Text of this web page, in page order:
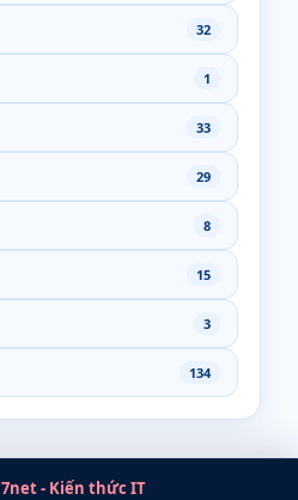
32
1
33
29
8
15
3
134
7net - Kiến thức IT